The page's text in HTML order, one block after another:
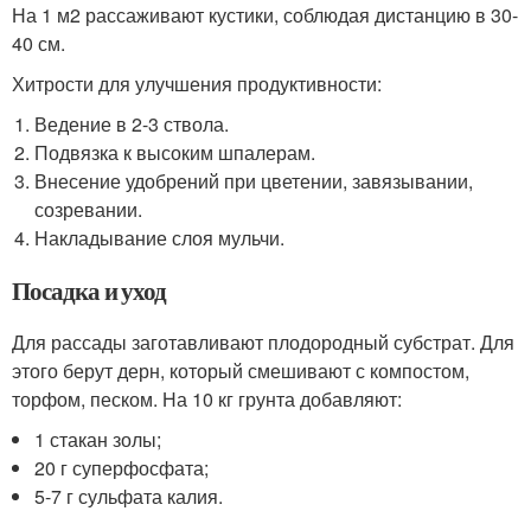
На 1 м2 рассаживают кустики, соблюдая дистанцию в 30-
40 см.
Хитрости для улучшения продуктивности:
Ведение в 2-3 ствола.
Подвязка к высоким шпалерам.
Внесение удобрений при цветении, завязывании,
созревании.
Накладывание слоя мульчи.
Посадка и уход
Для рассады заготавливают плодородный субстрат. Для
этого берут дерн, который смешивают с компостом,
торфом, песком. На 10 кг грунта добавляют:
1 стакан золы;
20 г суперфосфата;
5-7 г сульфата калия.